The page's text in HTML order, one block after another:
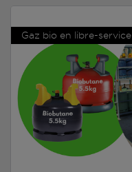
Gaz bio en libre-service